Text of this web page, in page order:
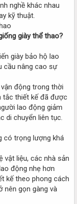
nghề khác nhau
kỹ thuật.
giày thể thao?
giày bảo hộ lao
cầu nâng cao sự
động trong thời
tắc thiết kế đã được
lao động giảm
di chuyển liên tục.
có trọng lượng khá
vật liệu, các nhà sản
động nhẹ hơn
kế theo phong cách
nên gọn gàng và